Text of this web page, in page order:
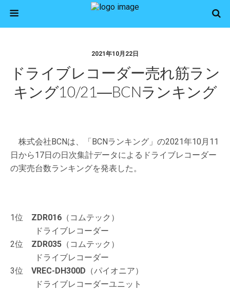
2021年10月22日
ドライブレコーダー売れ筋ラン
キング10/21―BCNランキング
株式会社BCNは、「BCNランキング」の2021年10月11
日から17日の日次集計データによるドライブレコーダー
の実売台数ランキングを発表した。
1位 ZDR016 （コムテック）
ドライブレコーダー
2位 ZDR035 （コムテック）
ドライブレコーダー
3位 VREC-DH300D （パイオニア）
ドライブレコーダーユニット